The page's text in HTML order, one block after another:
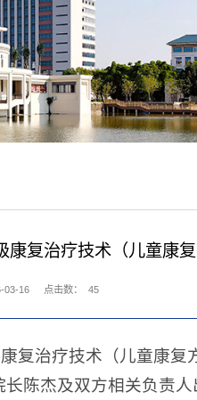
复治疗技术（儿童康
03-16 点击数： 45
复治疗技术（儿童康复
陈杰及双方相关负责